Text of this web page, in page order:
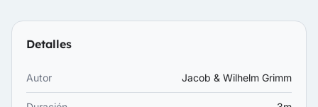
Detalles
Autor Jacob & Wilhelm Grimm